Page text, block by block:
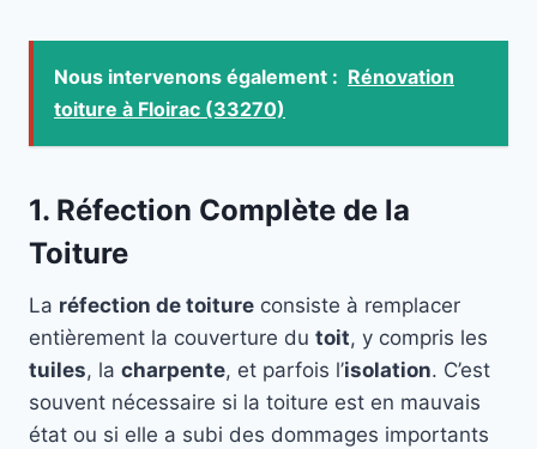
Nous intervenons également : Rénovation
toiture à Floirac (33270)
1. Réfection Complète de la
Toiture
La réfection de toiture consiste à remplacer
entièrement la couverture du toit, y compris les
tuiles, la charpente, et parfois l’isolation. C’est
souvent nécessaire si la toiture est en mauvais
état ou si elle a subi des dommages importants